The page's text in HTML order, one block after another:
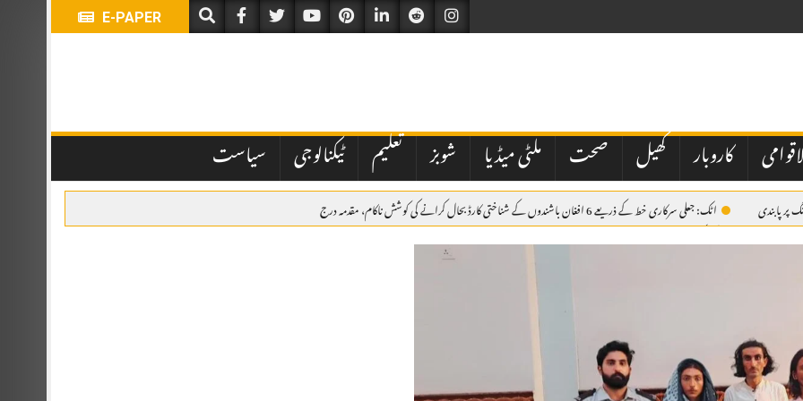
E-PAPER
کاروبار کھیل صحت ملٹی میڈیا شوبز تعلیم ٹیکنالوجی سیاست
اٹک: جعلی سرکاری خط کے ذریعے 6 افغان باشندوں کے شناختی کارڈ بحال کرانے کی کوشش ناکام، مقدمہ درج
ڈمپر کی ٹکر، 38 سالہ موٹرسائیکل سوار جاں بحق